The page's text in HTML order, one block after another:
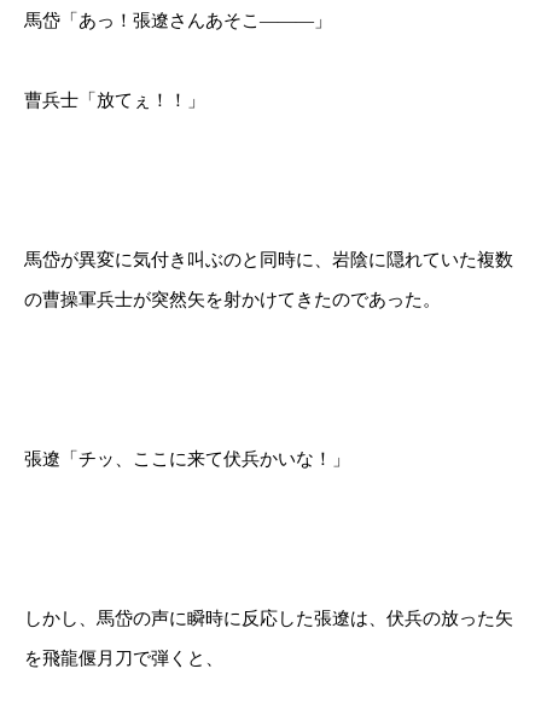
馬岱「あっ！張遼さんあそこ―――」
曹兵士「放てぇ！！」
馬岱が異変に気付き叫ぶのと同時に、岩陰に隠れていた複数
の曹操軍兵士が突然矢を射かけてきたのであった。
張遼「チッ、ここに来て伏兵かいな！」
しかし、馬岱の声に瞬時に反応した張遼は、伏兵の放った矢
を飛龍偃月刀で弾くと、